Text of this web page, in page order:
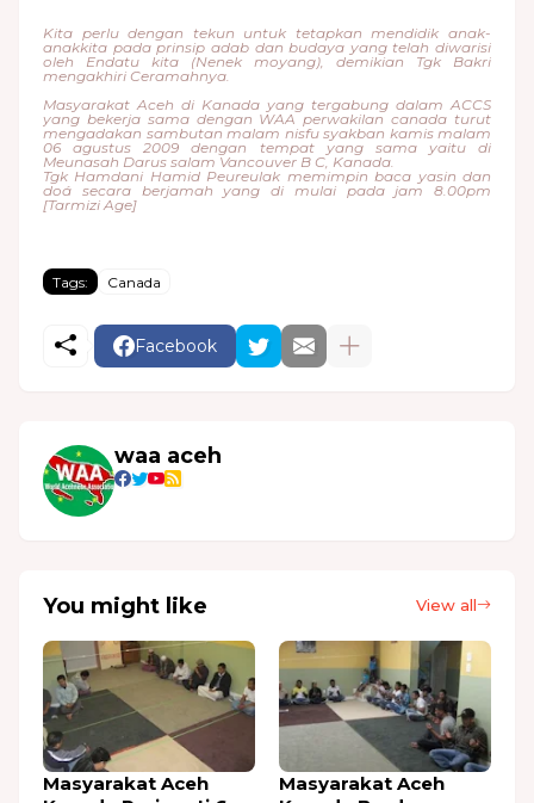
Kita perlu dengan tekun untuk tetapkan mendidik anak-
anakkita pada prinsip adab dan budaya yang telah diwarisi
oleh Endatu kita (Nenek moyang), demikian Tgk Bakri
mengakhiri Ceramahnya.
Masyarakat Aceh di Kanada yang tergabung dalam ACCS
yang bekerja sama dengan WAA perwakilan canada turut
mengadakan sambutan malam nisfu syakban kamis malam
06 agustus 2009 dengan tempat yang sama yaitu di
Meunasah Darus salam Vancouver B C, Kanada.
Tgk Hamdani Hamid Peureulak memimpin baca yasin dan
doá secara berjamah yang di mulai pada jam 8.00pm
[Tarmizi Age]
Tags: Canada
Facebook
waa aceh
You might like View all
Masyarakat Aceh
Masyarakat Aceh